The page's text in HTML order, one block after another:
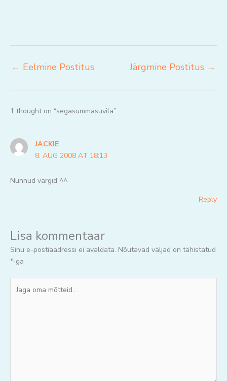
← Eelmine Postitus Järgmine Postitus →
1 thought on “segasummasuvila”
JACKIE
8. AUG 2008 AT 18:13
Nunnud värgid ^^
Reply
Lisa kommentaar
Sinu e-postiaadressi ei avaldata. Nõutavad väljad on tähistatud
*-ga
oma